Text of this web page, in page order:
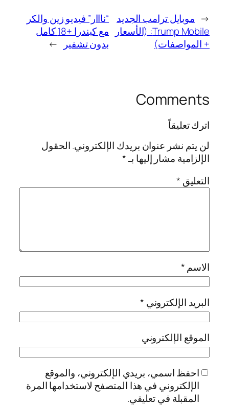
← موبايل ترامب الجديد
Trump Mobile: (الأسعار
+ المواصفات)
“نااار” فيديو زين والكر
مع كيندرا +18 كامل
بدون تشفير
→
Comments
اترك تعليقاً
لن يتم نشر عنوان بريدك الإلكتروني.الحقول
الإلزامية مشار إليها بـ*
التعليق *
الاسم*
البريد الإلكتروني *
الموقع الإلكتروني
احفظ اسمي، بريدي الإلكتروني، والموقع
الإلكتروني في هذا المتصفح لاستخدامها المرة
المقبلة في تعليقي.